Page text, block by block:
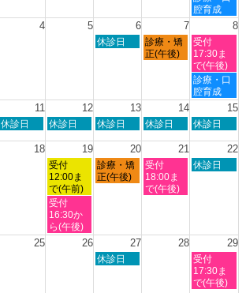
30th
月
1st
曜
日,
月
1st
2026
腔育成
4 5 6 7 8
木
6th
休診日
金
曜
7th
診療・矯
正(午後)
土
曜
日,
8
月
8th
受付
17:30ま
で(午後)
土
曜
日,
月
診療・口
腔育成
11 12 13 14 15
火
休診日
水
8
月
12th
2026
休診日
木
8
月
13th
休診日
金
8
月
14th
2026
休診日
土
8
月
休診日
18 19 20 21 22
水
曜
日,
8
月
19th
2026
受付
12:00ま
で(午前)
木
曜
2026
診療・矯
正(午後)
金
曜
日,
2026
受付
18:00ま
で(午後)
土
2026
休診日
水
曜
日,
8
受付
16:30か
ら(午後)
25 26 27 28 29
木
休診日
土
曜
日,
受付
17:30ま
で(午後)